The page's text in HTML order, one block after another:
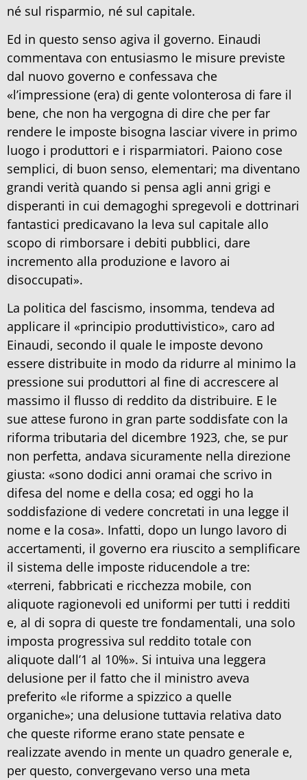
né sul risparmio, né sul capitale.
Ed in questo senso agiva il governo. Einaudi
commentava con entusiasmo le misure previste
dal nuovo governo e confessava che
«l’impressione (era) di gente volonterosa di fare il
bene, che non ha vergogna di dire che per far
rendere le imposte bisogna lasciar vivere in primo
luogo i produttori e i risparmiatori. Paiono cose
semplici, di buon senso, elementari; ma diventano
grandi verità quando si pensa agli anni grigi e
disperanti in cui demagoghi spregevoli e dottrinari
fantastici predicavano la leva sul capitale allo
scopo di rimborsare i debiti pubblici, dare
incremento alla produzione e lavoro ai
disoccupati».
La politica del fascismo, insomma, tendeva ad
applicare il «principio produttivistico», caro ad
Einaudi, secondo il quale le imposte devono
essere distribuite in modo da ridurre al minimo la
pressione sui produttori al fine di accrescere al
massimo il flusso di reddito da distribuire. E le
sue attese furono in gran parte soddisfate con la
riforma tributaria del dicembre 1923, che, se pur
non perfetta, andava sicuramente nella direzione
giusta: «sono dodici anni oramai che scrivo in
difesa del nome e della cosa; ed oggi ho la
soddisfazione di vedere concretati in una legge il
nome e la cosa». Infatti, dopo un lungo lavoro di
accertamenti, il governo era riuscito a semplificare
il sistema delle imposte riducendole a tre:
«terreni, fabbricati e ricchezza mobile, con
aliquote ragionevoli ed uniformi per tutti i redditi
e, al di sopra di queste tre fondamentali, una solo
imposta progressiva sul reddito totale con
aliquote dall’1 al 10%». Si intuiva una leggera
delusione per il fatto che il ministro aveva
preferito «le riforme a spizzico a quelle
organiche»; una delusione tuttavia relativa dato
che queste riforme erano state pensate e
realizzate avendo in mente un quadro generale e,
per questo, convergevano verso una meta